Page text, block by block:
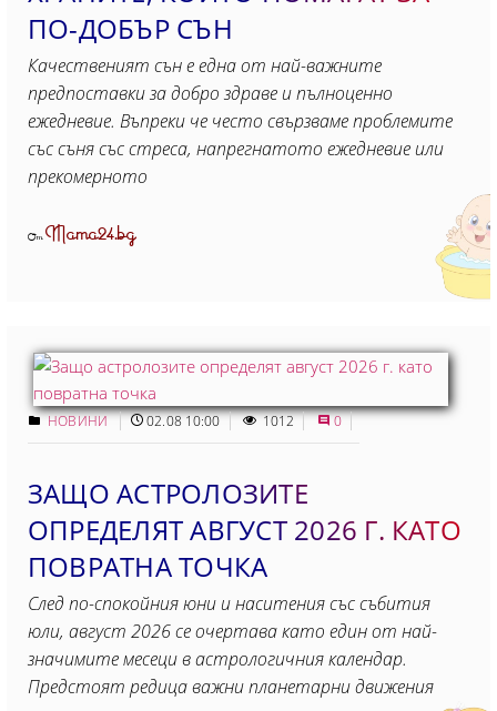
ПО-ДОБЪР СЪН
Качественият сън е една от най-важните
предпоставки за добро здраве и пълноценно
ежедневие. Въпреки че често свързваме проблемите
със съня със стреса, напрегнатото ежедневие или
прекомерното
ОтMama24.bg
НОВИНИ 02.08 10:00 1012 0
ЗАЩО АСТРОЛОЗИТЕ
ОПРЕДЕЛЯТ АВГУСТ 2026 Г. КАТО
ПОВРАТНА ТОЧКА
След по-спокойния юни и наситения със събития
юли, август 2026 се очертава като един от най-
значимите месеци в астрологичния календар.
Предстоят редица важни планетарни движения